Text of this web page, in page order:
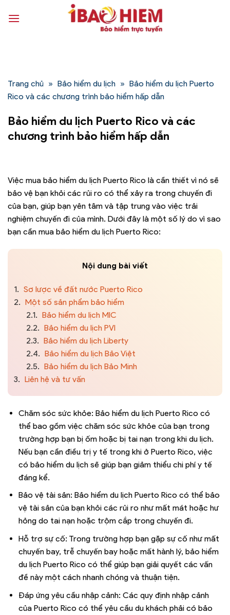
qua
Trang chủ » Bảo hiểm du lịch » Bảo hiểm du lịch Puerto
Rico và các chương trình bảo hiểm hấp dẫn
Bảo hiểm du lịch Puerto Rico và các
chương trình bảo hiểm hấp dẫn
Việc mua bảo hiểm du lịch Puerto Rico là cần thiết vì nó sẽ
bảo vệ bạn khỏi các rủi ro có thể xảy ra trong chuyến đi
của bạn, giúp bạn yên tâm và tập trung vào việc trải
nghiệm chuyến đi của mình. Dưới đây là một số lý do vì sao
bạn cần mua bảo hiểm du lịch Puerto Rico:
Nội dung bài viết
1. Sơ lược về đất nước Puerto Rico
2. Một số sản phẩm bảo hiểm
2.1. Bảo hiểm du lịch MIC
2.2. Bảo hiểm du lịch PVI
2.3. Bảo hiểm du lịch Liberty
2.4. Bảo hiểm du lịch Bảo Việt
2.5. Bảo hiểm du lịch Bảo Minh
3. Liên hệ và tư vấn
Chăm sóc sức khỏe: Bảo hiểm du lịch Puerto Rico có
thể bao gồm việc chăm sóc sức khỏe của bạn trong
trường hợp bạn bị ốm hoặc bị tai nạn trong khi du lịch.
Nếu bạn cần điều trị y tế trong khi ở Puerto Rico, việc
có bảo hiểm du lịch sẽ giúp bạn giảm thiểu chi phí y tế
đáng kể.
Bảo vệ tài sản: Bảo hiểm du lịch Puerto Rico có thể bảo
vệ tài sản của bạn khỏi các rủi ro như mất mát hoặc hư
hỏng do tai nạn hoặc trộm cắp trong chuyến đi.
Hỗ trợ sự cố: Trong trường hợp bạn gặp sự cố như mất
chuyến bay, trễ chuyến bay hoặc mất hành lý, bảo hiểm
du lịch Puerto Rico có thể giúp bạn giải quyết các vấn
đề này một cách nhanh chóng và thuận tiện.
Đáp ứng yêu cầu nhập cảnh: Các quy định nhập cảnh
của Puerto Rico có thể yêu cầu du khách phải có bảo